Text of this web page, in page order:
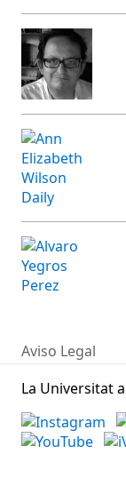
Aviso Legal
La Universitat